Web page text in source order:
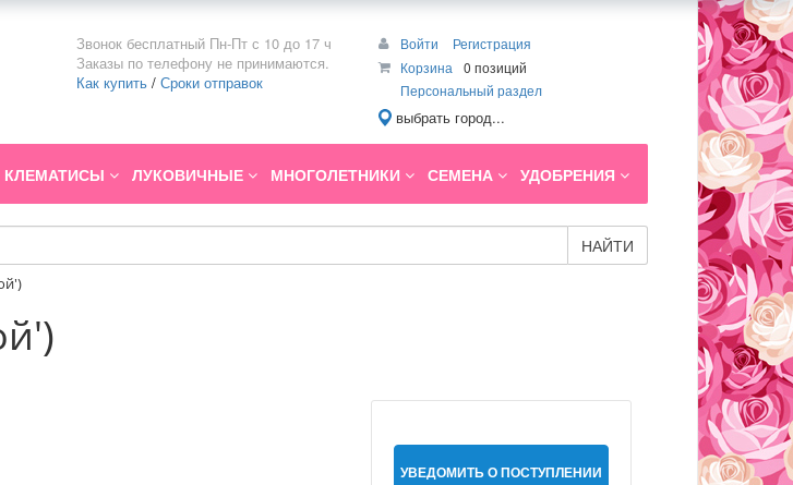
Звонок бесплатный Пн-Пт с 10 до 17 ч
Заказы по телефону не принимаются.
Как купить / Сроки отправок
Войти
Регистрация
Корзина
0 позиций
Персональный раздел
выбрать город...
КЛЕМАТИСЫ ЛУКОВИЧНЫЕ МНОГОЛЕТНИКИ СЕМЕНА УДОБРЕНИЯ
НАЙТИ
УВЕДОМИТЬ О ПОСТУПЛЕНИИ